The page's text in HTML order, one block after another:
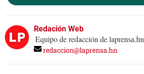
Redación Web
Equipo de redacción de laprensa.hn
redaccion@laprensa.hn